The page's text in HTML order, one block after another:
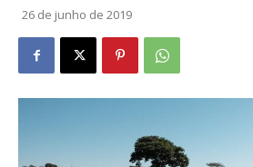
26 de junho de 2019